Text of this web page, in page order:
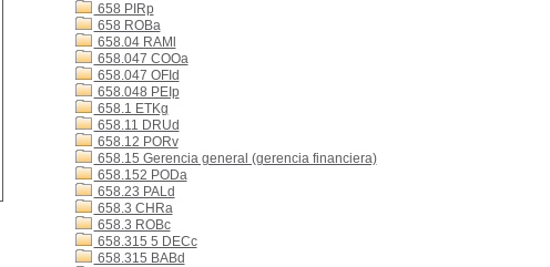
658 PIRp
658 ROBa
658.04 RAMl
658.047 COOa
658.047 OFId
658.048 PEIp
658.1 ETKg
658.11 DRUd
658.12 PORv
658.15 Gerencia general (gerencia financiera)
658.152 PODa
658.23 PALd
658.3 CHRa
658.3 ROBc
658.315 5 DECc
658.315 BABd